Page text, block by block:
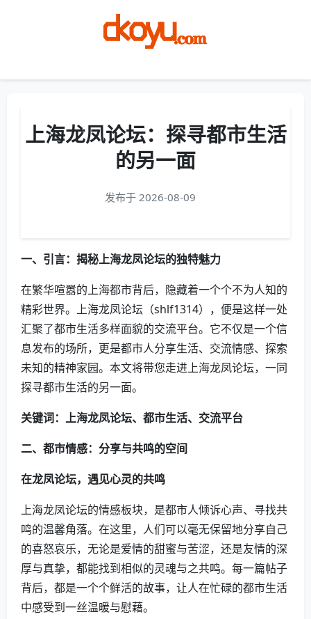
上海龙凤论坛：探寻都市生活
的另一面
发布于 2026-08-09
一、引言：揭秘上海龙凤论坛的独特魅力
在繁华喧嚣的上海都市背后，隐藏着一个个不为人知的
精彩世界。上海龙凤论坛（shlf1314），便是这样一处
汇聚了都市生活多样面貌的交流平台。它不仅是一个信
息发布的场所，更是都市人分享生活、交流情感、探索
未知的精神家园。本文将带您走进上海龙凤论坛，一同
探寻都市生活的另一面。
关键词：上海龙凤论坛、都市生活、交流平台
二、都市情感：分享与共鸣的空间
在龙凤论坛，遇见心灵的共鸣
上海龙凤论坛的情感板块，是都市人倾诉心声、寻找共
鸣的温馨角落。在这里，人们可以毫无保留地分享自己
的喜怒哀乐，无论是爱情的甜蜜与苦涩，还是友情的深
厚与真挚，都能找到相似的灵魂与之共鸣。每一篇帖子
背后，都是一个个鲜活的故事，让人在忙碌的都市生活
中感受到一丝温暖与慰藉。